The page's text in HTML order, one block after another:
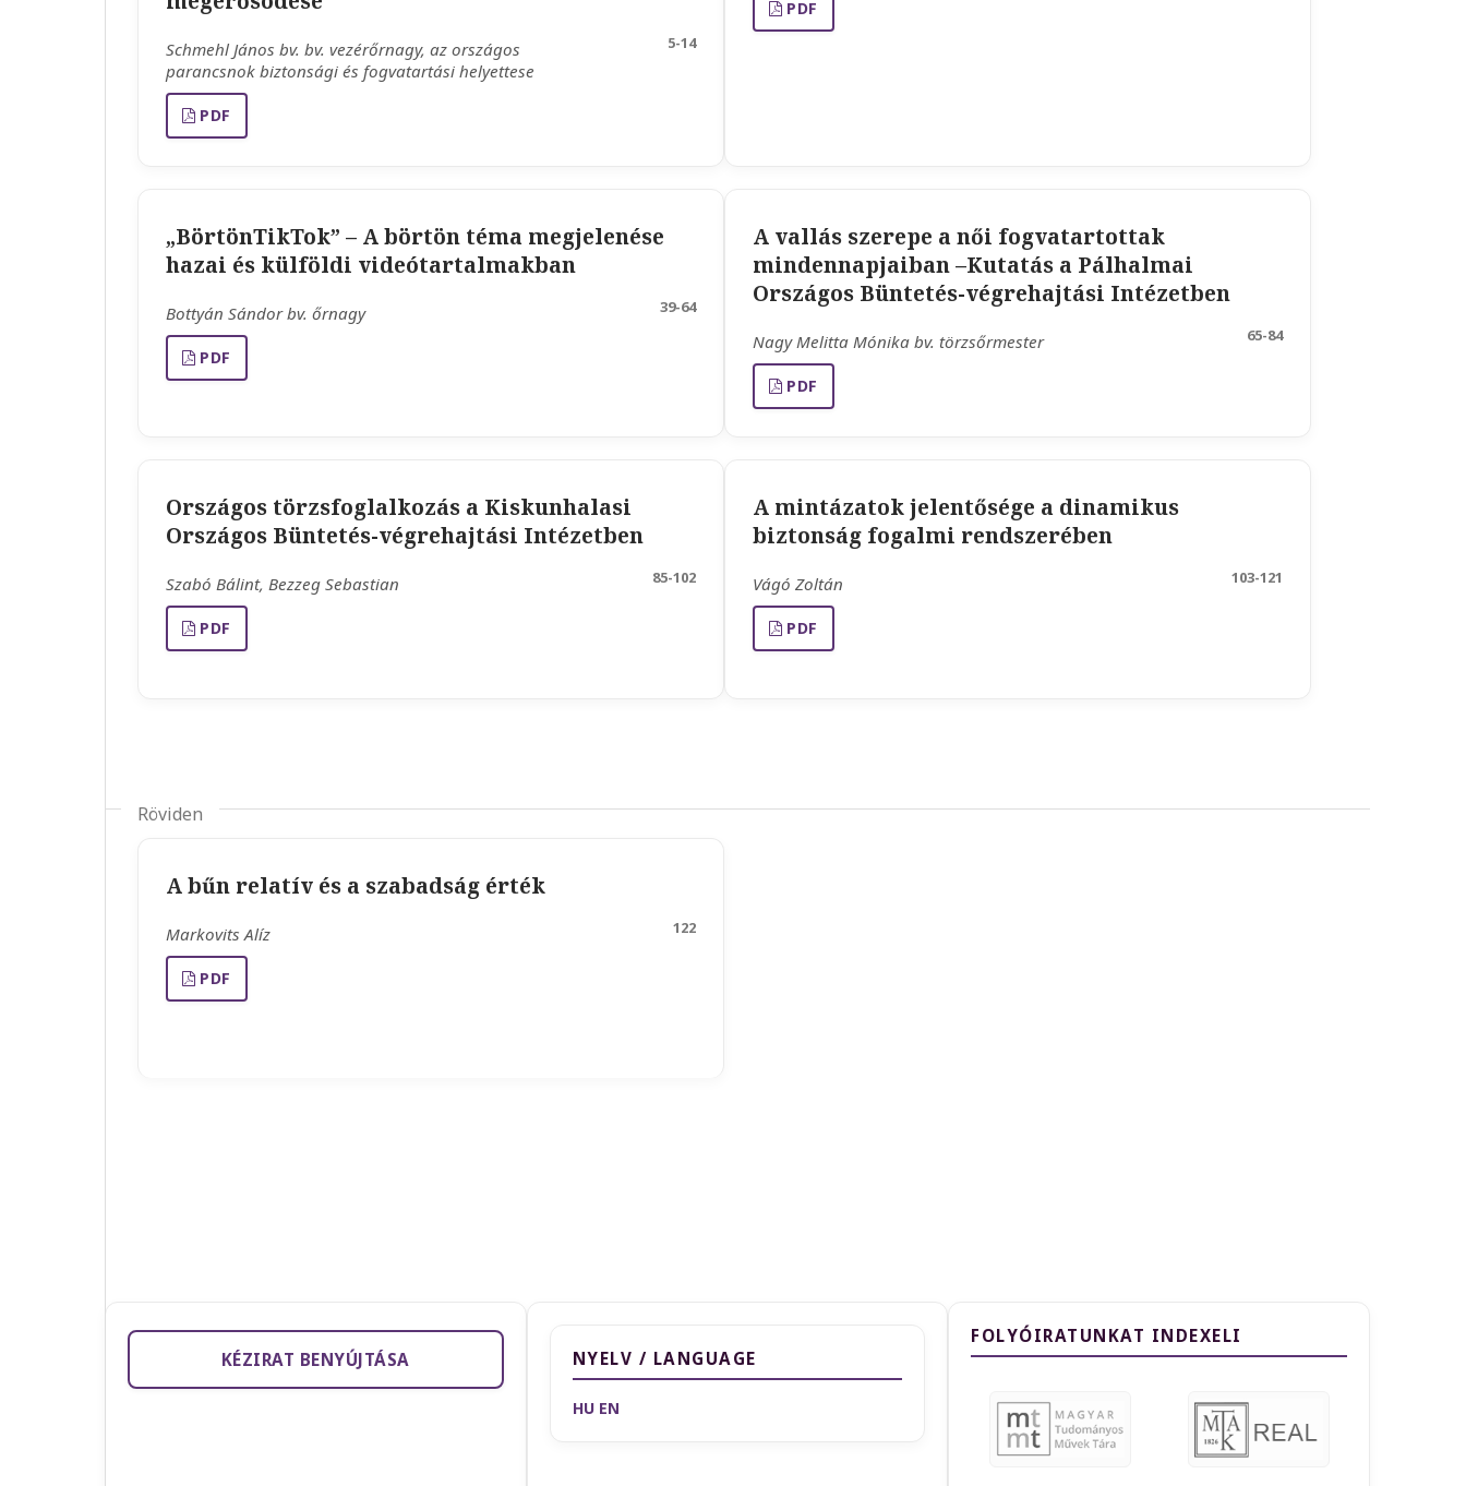
Schmehl János bv. bv. vezérőrnagy, az országos
parancsnok biztonsági és fogvatartási helyettese
5-14
PDF
PDF
„BörtönTikTok” – A börtön téma megjelenése
hazai és külföldi videótartalmakban
Bottyán Sándor bv. őrnagy 39-64
PDF
A vallás szerepe a női fogvatartottak
mindennapjaiban –Kutatás a Pálhalmai
Országos Büntetés-végrehajtási Intézetben
Nagy Melitta Mónika bv. törzsőrmester 65-84
PDF
Országos törzsfoglalkozás a Kiskunhalasi
Országos Büntetés-végrehajtási Intézetben
Szabó Bálint, Bezzeg Sebastian 85-102
PDF
A mintázatok jelentősége a dinamikus
biztonság fogalmi rendszerében
Vágó Zoltán 103-121
PDF
Röviden
A bűn relatív és a szabadság érték
Markovits Alíz 122
PDF
KÉZIRAT BENYÚJTÁSA NYELV / LANGUAGE
HU EN
FOLYÓIRATUNKAT INDEXELI